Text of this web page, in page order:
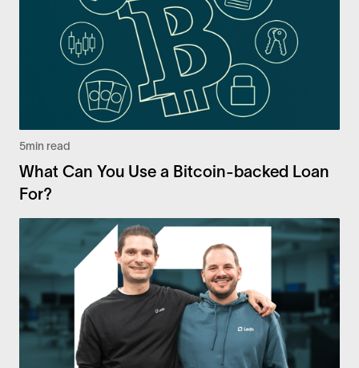
5min read
What Can You Use a Bitcoin-backed Loan
For?